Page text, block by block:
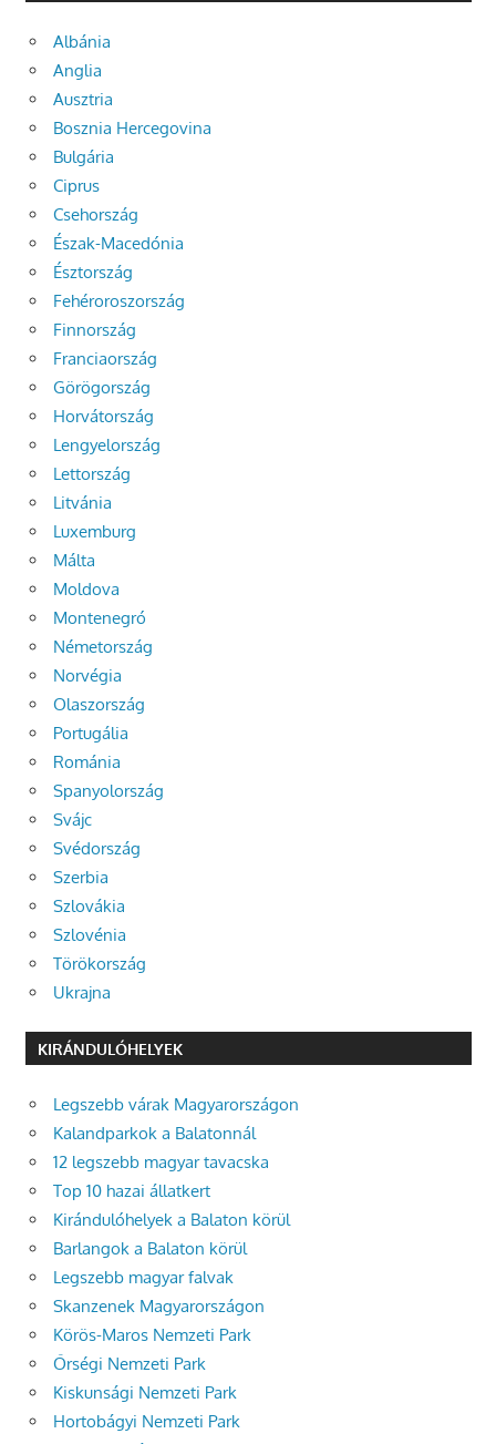
Albánia
Anglia
Ausztria
Bosznia Hercegovina
Bulgária
Ciprus
Csehország
Észak-Macedónia
Észtország
Fehéroroszország
Finnország
Franciaország
Görögország
Horvátország
Lengyelország
Lettország
Litvánia
Luxemburg
Málta
Moldova
Montenegró
Németország
Norvégia
Olaszország
Portugália
Románia
Spanyolország
Svájc
Svédország
Szerbia
Szlovákia
Szlovénia
Törökország
Ukrajna
KIRÁNDULÓHELYEK
Legszebb várak Magyarországon
Kalandparkok a Balatonnál
12 legszebb magyar tavacska
Top 10 hazai állatkert
Kirándulóhelyek a Balaton körül
Barlangok a Balaton körül
Legszebb magyar falvak
Skanzenek Magyarországon
Körös-Maros Nemzeti Park
Őrségi Nemzeti Park
Kiskunsági Nemzeti Park
Hortobágyi Nemzeti Park